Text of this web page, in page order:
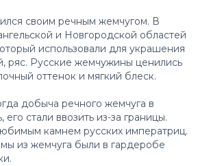
своим речным жемчугом. В
и Новгородской областей
использовали для украшения
ряс. Русские жемчужины ценились
оттенок и мягкий блеск.
добыча речного жемчуга в
его стали ввозить из-за границы.
камнем русских императриц.
из жемчуга были в гардеробе